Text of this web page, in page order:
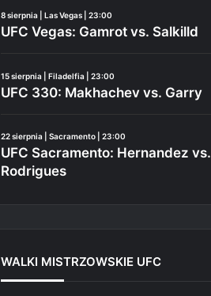
8 sierpnia | Las Vegas | 23:00
UFC Vegas: Gamrot vs. Salkilld
15 sierpnia | Filadelfia | 23:00
UFC 330: Makhachev vs. Garry
22 sierpnia | Sacramento | 23:00
UFC Sacramento: Hernandez vs.
Rodrigues
WALKI MISTRZOWSKIE UFC